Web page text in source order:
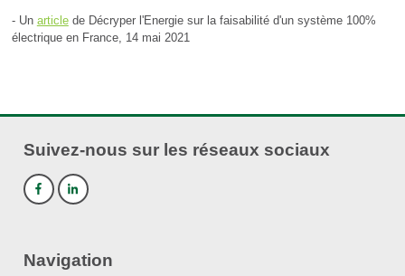
- Un articlede Décryper l'Energie sur la faisabilité d'un système 100%
électrique en France, 14 mai 2021
Suivez-nous sur les réseaux sociaux
Navigation